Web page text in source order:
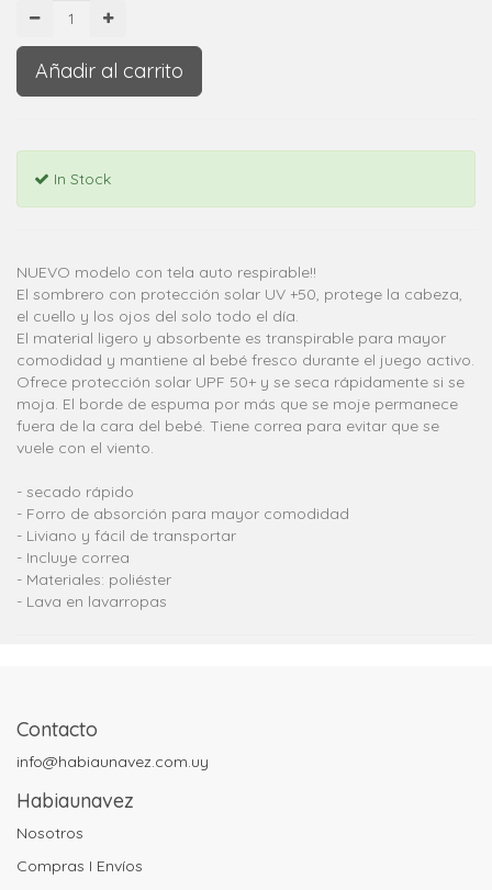
Añadir al carrito
In Stock
NUEVO modelo con tela auto respirable!!
El sombrero con protección solar UV +50, protege la cabeza,
el cuello y los ojos del solo todo el día.
El material ligero y absorbente es transpirable para mayor
comodidad y mantiene al bebé fresco durante el juego activo.
Ofrece protección solar UPF 50+ y se seca rápidamente si se
moja. El borde de espuma por más que se moje permanece
fuera de la cara del bebé. Tiene correa para evitar que se
vuele con el viento.
- secado rápido
- Forro de absorción para mayor comodidad
- Liviano y fácil de transportar
- Incluye correa
- Materiales: poliéster
- Lava en lavarropas
Contacto
info@habiaunavez.com.uy
Habiaunavez
Nosotros
Compras I Envíos